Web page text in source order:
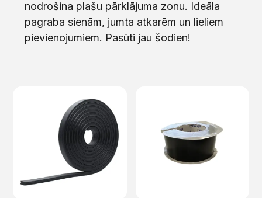
nodrošina plašu pārklājuma zonu. Ideāla
pagraba sienām, jumta atkarēm un lieliem
pievienojumiem. Pasūti jau šodien!